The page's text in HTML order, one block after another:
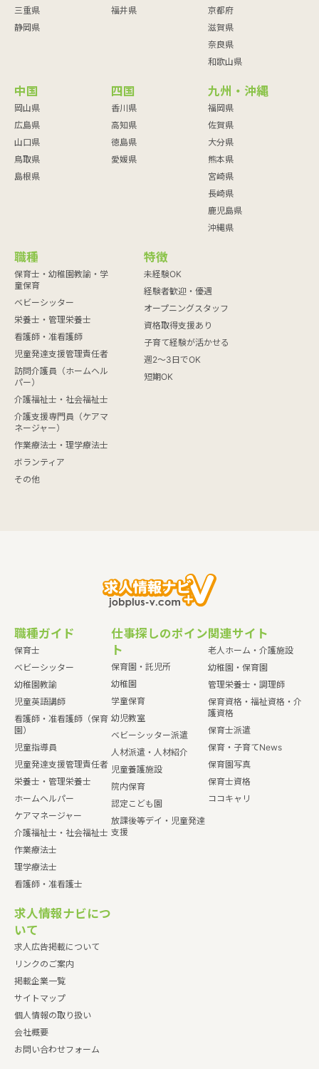
三重県
静岡県
福井県
京都府
滋賀県
奈良県
和歌山県
中国
岡山県
広島県
山口県
鳥取県
島根県
四国
香川県
高知県
徳島県
愛媛県
九州・沖縄
福岡県
佐賀県
大分県
熊本県
宮崎県
長崎県
鹿児島県
沖縄県
職種
保育士・幼稚園教諭・学
童保育
ベビーシッター
栄養士・管理栄養士
看護師・准看護師
児童発達支援管理責任者
訪問介護員（ホームヘル
パー）
介護福祉士・社会福祉士
介護支援専門員（ケアマ
ネージャー）
作業療法士・理学療法士
ボランティア
その他
特徴
未経験OK
経験者歓迎・優遇
オープニングスタッフ
資格取得支援あり
子育て経験が活かせる
週2～3日でOK
短期OK
職種ガイド
保育士
ベビーシッター
幼稚園教諭
児童英語講師
看護師・准看護師（保育
園）
児童指導員
児童発達支援管理責任者
栄養士・管理栄養士
ホームヘルパー
ケアマネージャー
介護福祉士・社会福祉士
作業療法士
理学療法士
看護師・准看護士
仕事探しのポイン
ト
保育園・託児所
幼稚園
学童保育
幼児教室
ベビーシッター派遣
人材派遣・人材紹介
児童養護施設
院内保育
認定こども園
放課後等デイ・児童発達
支援
関連サイト
老人ホーム・介護施設
幼稚園・保育園
管理栄養士・調理師
保育資格・福祉資格・介
護資格
保育士派遣
保育・子育てNews
保育園写真
保育士資格
ココキャリ
求人情報ナビにつ
いて
求人広告掲載について
リンクのご案内
掲載企業一覧
サイトマップ
個人情報の取り扱い
会社概要
お問い合わせフォーム